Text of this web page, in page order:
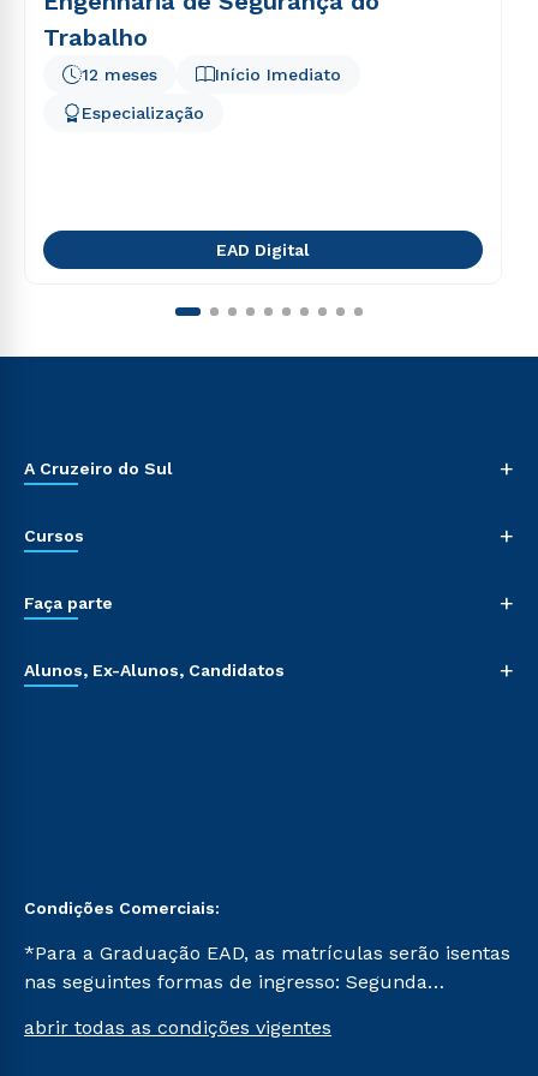
Trabalho
Início Imediato
12 meses
Especialização
EAD Digital
A Cruzeiro do Sul +
Cursos +
Faça parte +
Alunos, Ex-Alunos, Candidatos +
Condições Comerciais:
*Para a Graduação EAD, as matrículas serão isentas
nas seguintes formas de ingresso: Segunda
Já para as demais, a taxa de matrícula será de R$
abrir todas as condições vigentes